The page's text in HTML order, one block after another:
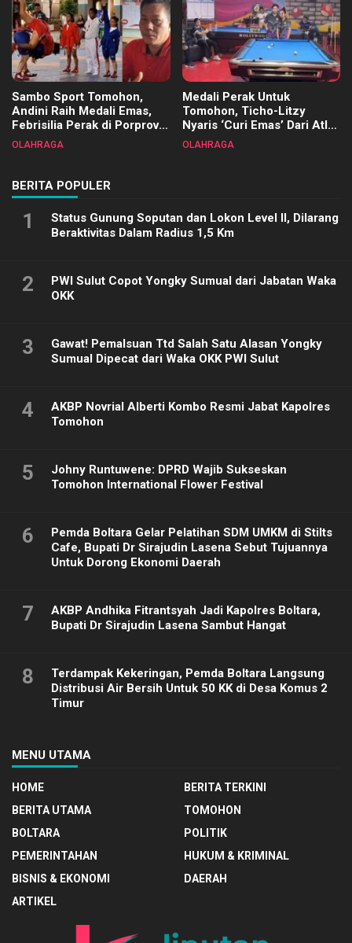
Sambo Sport Tomohon,
Andini Raih Medali Emas,
Febrisilia Perak di Porprov
Sulut 2025
OLAHRAGA
Medali Perak Untuk
Tomohon, Ticho-Litzy
Nyaris ‘Curi Emas’ Dari Atlet
Biliar PON di Porprov Sulut
OLAHRAGA
BERITA POPULER
1
Status Gunung Soputan dan Lokon Level II, Dilarang
Beraktivitas Dalam Radius 1,5 Km
2
PWI Sulut Copot Yongky Sumual dari Jabatan Waka
OKK
3
Gawat! Pemalsuan Ttd Salah Satu Alasan Yongky
Sumual Dipecat dari Waka OKK PWI Sulut
4
AKBP Novrial Alberti Kombo Resmi Jabat Kapolres
Tomohon
5
Johny Runtuwene: DPRD Wajib Sukseskan
Tomohon International Flower Festival
6
Pemda Boltara Gelar Pelatihan SDM UMKM di Stilts
Cafe, Bupati Dr Sirajudin Lasena Sebut Tujuannya
Untuk Dorong Ekonomi Daerah
7
AKBP Andhika Fitrantsyah Jadi Kapolres Boltara,
Bupati Dr Sirajudin Lasena Sambut Hangat
8
Terdampak Kekeringan, Pemda Boltara Langsung
Distribusi Air Bersih Untuk 50 KK di Desa Komus 2
Timur
MENU UTAMA
HOME
BERITA TERKINI
BERITA UTAMA
TOMOHON
BOLTARA
POLITIK
PEMERINTAHAN
HUKUM & KRIMINAL
BISNIS & EKONOMI
DAERAH
ARTIKEL